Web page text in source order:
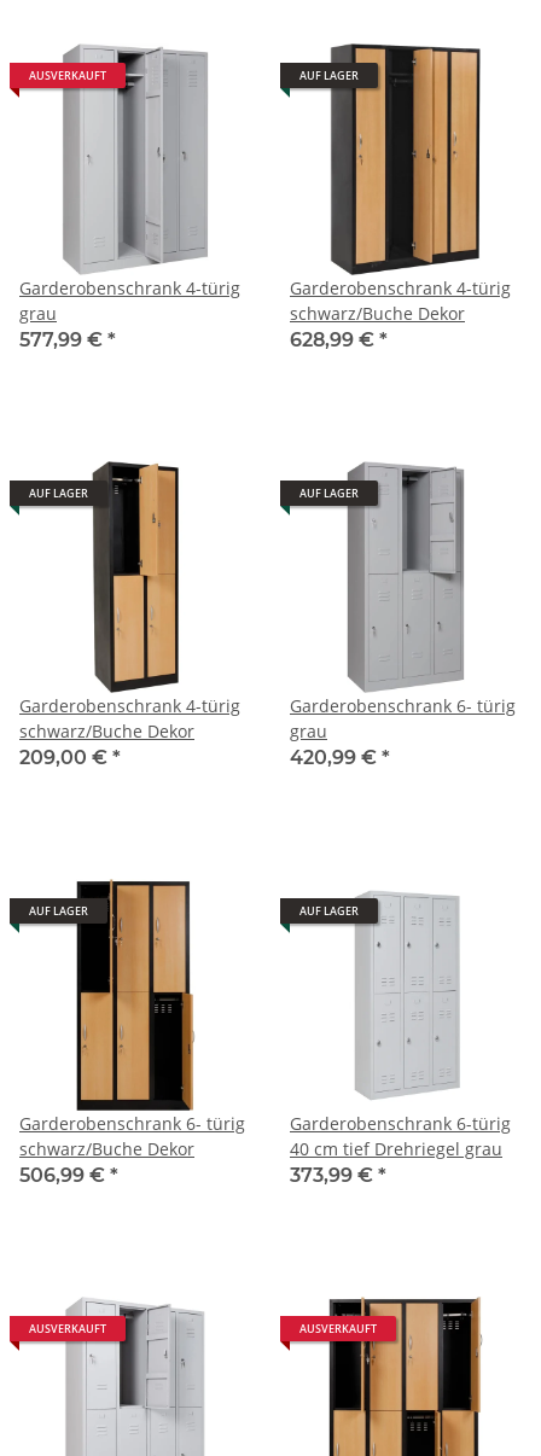
AUSVERKAUFT
Garderobenschrank 4-türig
grau
577,99 € *
AUF LAGER
Garderobenschrank 4-türig
schwarz/Buche Dekor
628,99 € *
AUF LAGER
Garderobenschrank 4-türig
schwarz/Buche Dekor
209,00 € *
AUF LAGER
Garderobenschrank 6- türig
grau
420,99 € *
AUF LAGER
Garderobenschrank 6- türig
schwarz/Buche Dekor
506,99 € *
AUF LAGER
Garderobenschrank 6-türig
40 cm tief Drehriegel grau
373,99 € *
AUSVERKAUFT AUSVERKAUFT